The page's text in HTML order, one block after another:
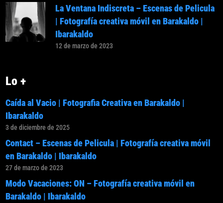
La Ventana Indiscreta – Escenas de Pelicula
| Fotografía creativa móvil en Barakaldo |
Ibarakaldo
12 de marzo de 2023
Lo +
Caída al Vacio | Fotografia Creativa en Barakaldo |
Ibarakaldo
3 de diciembre de 2025
Contact – Escenas de Pelicula | Fotografía creativa móvil
en Barakaldo | Ibarakaldo
27 de marzo de 2023
Modo Vacaciones: ON – Fotografía creativa móvil en
Barakaldo | Ibarakaldo